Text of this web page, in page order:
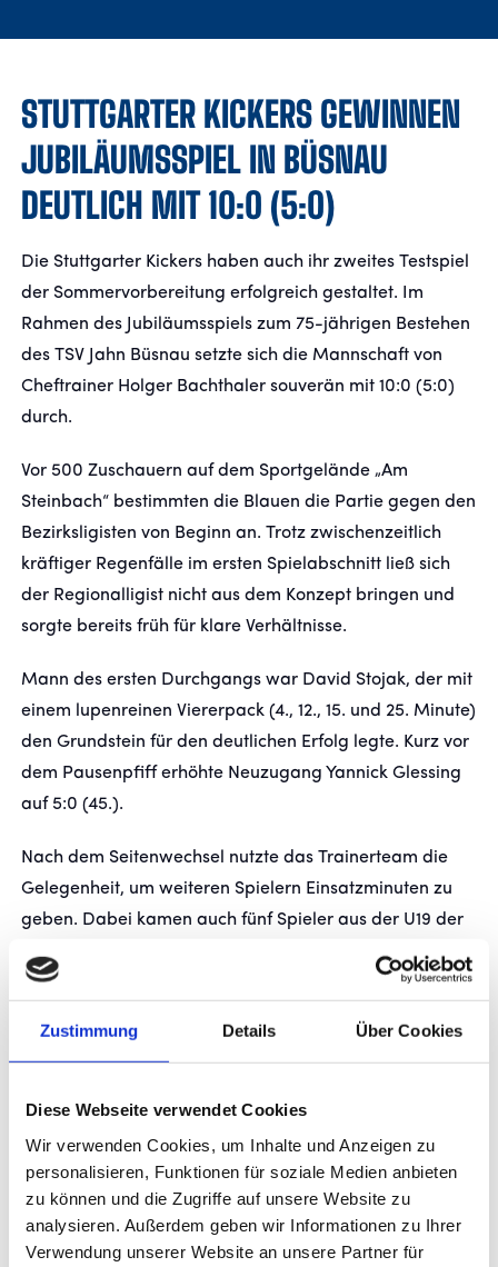
Zustimmung Details Über Cookies
Diese Webseite verwendet Cookies
Wir verwenden Cookies, um Inhalte und Anzeigen zu
personalisieren, Funktionen für soziale Medien anbieten
zu können und die Zugriffe auf unsere Website zu
analysieren. Außerdem geben wir Informationen zu Ihrer
Verwendung unserer Website an unsere Partner für
Präsentiert von
STUTTGARTER KICKERS GEWINNEN
JUBILÄUMSSPIEL IN BÜSNAU
DEUTLICH MIT 10:0 (5:0)
Die Stuttgarter Kickers haben auch ihr zweites Testspiel
der Sommervorbereitung erfolgreich gestaltet. Im
Rahmen des Jubiläumsspiels zum 75-jährigen Bestehen
des TSV Jahn Büsnau setzte sich die Mannschaft von
Cheftrainer Holger Bachthaler souverän mit 10:0 (5:0)
durch.
Vor 500 Zuschauern auf dem Sportgelände „Am
Steinbach“ bestimmten die Blauen die Partie gegen den
Bezirksligisten von Beginn an. Trotz zwischenzeitlich
kräftiger Regenfälle im ersten Spielabschnitt ließ sich
der Regionalligist nicht aus dem Konzept bringen und
sorgte bereits früh für klare Verhältnisse.
Mann des ersten Durchgangs war David Stojak, der mit
einem lupenreinen Viererpack (4., 12., 15. und 25. Minute)
den Grundstein für den deutlichen Erfolg legte. Kurz vor
dem Pausenpfiff erhöhte Neuzugang Yannick Glessing
auf 5:0 (45.).
Nach dem Seitenwechsel nutzte das Trainerteam die
Gelegenheit, um weiteren Spielern Einsatzminuten zu
geben. Dabei kamen auch fünf Spieler aus der U19 der
Stuttgarter Kickers zum Einsatz, die sich nahtlos in das
Spiel einfügten. Melkamu Frauendorf (54., 89.), Lukas
(82., 90.) schraubten das Ergebnis in die Höhe. Der
Metern zirkelte Mendes einen Freistoß sehenswert in
den linken Torwinkel und sorgte damit für den 10:0-
Endstand.
Für die Stuttgarter Kickers war die Begegnung in
Büsnau ein gelungener weiterer Test in der